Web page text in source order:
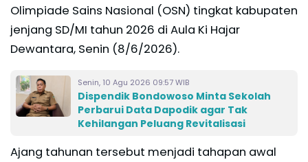
Olimpiade Sains Nasional (OSN) tingkat kabupaten
jenjang SD/MI tahun 2026 di Aula Ki Hajar
Dewantara, Senin (8/6/2026).
Senin, 10 Agu 2026 09:57 WIB
Dispendik Bondowoso Minta Sekolah
Perbarui Data Dapodik agar Tak
Kehilangan Peluang Revitalisasi
Ajang tahunan tersebut menjadi tahapan awal